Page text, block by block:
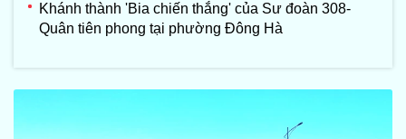
Khánh thành 'Bia chiến thắng' của Sư đoàn 308-
Quân tiên phong tại phường Đông Hà